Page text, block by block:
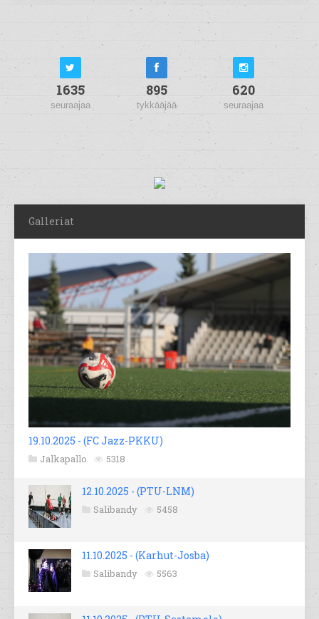
1635
seuraajaa
895
tykkääjää
620
seuraajaa
Galleriat
19.10.2025 - (FC Jazz-PKKU)
Jalkapallo 5318
12.10.2025 - (PTU-LNM)
Salibandy 5458
11.10.2025 - (Karhut-Josba)
Salibandy 5563